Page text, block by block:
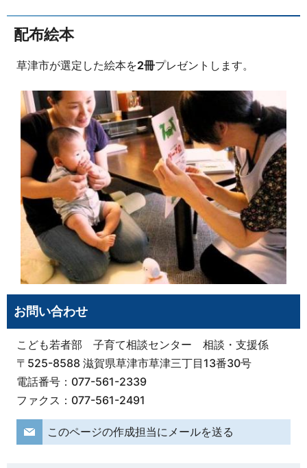
配布絵本
草津市が選定した絵本を2冊プレゼントします。
お問い合わせ
こども若者部 子育て相談センター 相談・支援係
〒525-8588 滋賀県草津市草津三丁目13番30号
電話番号：077-561-2339
ファクス：077-561-2491
このページの作成担当にメールを送る